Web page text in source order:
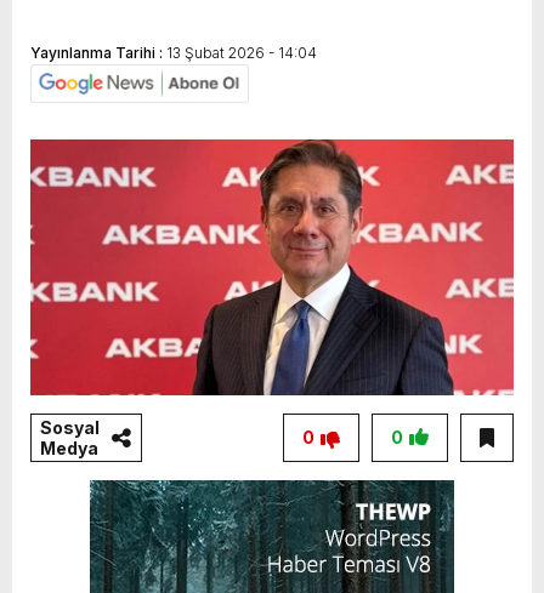
Yayınlanma Tarihi : 13 Şubat 2026 - 14:04
Sosyal
Medya
0
0